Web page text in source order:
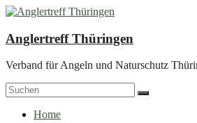
Zum
springen
Anglertreff Thüringen
Verband für Angeln und Naturschutz
Menü
Home